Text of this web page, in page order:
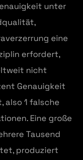
unter
eine
erfordert,
nicht
Genauigkeit
also 1 falsche
Eine große
Tausend
produziert